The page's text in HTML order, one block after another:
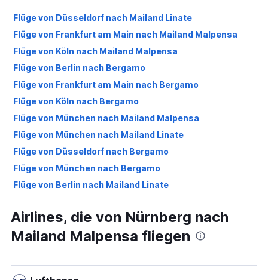
Flüge von Düsseldorf nach Mailand Linate
Flüge von Frankfurt am Main nach Mailand Malpensa
Flüge von Köln nach Mailand Malpensa
Flüge von Berlin nach Bergamo
Flüge von Frankfurt am Main nach Bergamo
Flüge von Köln nach Bergamo
Flüge von München nach Mailand Malpensa
Flüge von München nach Mailand Linate
Flüge von Düsseldorf nach Bergamo
Flüge von München nach Bergamo
Flüge von Berlin nach Mailand Linate
Flüge von Weeze, Niederrhein nach Mailand Malpensa
Flüge von Berlin nach Mailand Malpensa
Flüge von Hamburg nach Mailand Malpensa
Airlines, die von Nürnberg nach
Mailand Malpensa fliegen